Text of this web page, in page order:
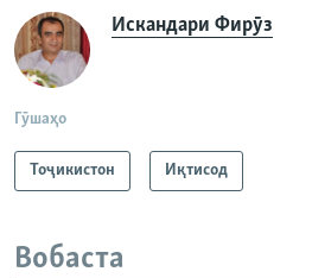
Искандари Фирӯз
Гӯшаҳо
Тоҷикистон Иқтисод
Вобаста